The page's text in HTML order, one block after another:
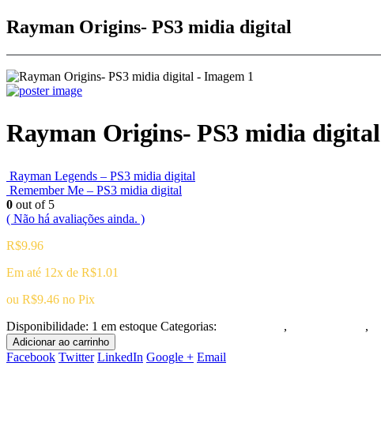
Rayman Origins- PS3 midia digital
Rayman Origins- PS3 midia digital
Rayman Legends – PS3 midia digital
Remember Me – PS3 midia digital
0 out of 5
( Não há avaliações ainda. )
R$9.96
Em até 12x de R$1.01
ou R$9.46 no Pix
Disponibilidade: 1 em estoque Categorias: , ,
Adicionar ao carrinho
Facebook Twitter LinkedIn Google + Email